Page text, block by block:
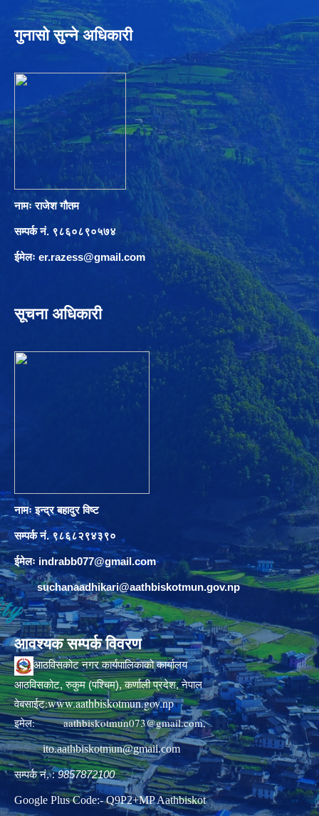
गुनासो सुन्ने अधिकारी
नामः राजेश गौतम
सम्पर्क नं. ९८६०८९०५७४
ईमेलः er.razess@gmail.com
सूचना अधिकारी
नामः इन्द्र बहादुर विष्ट
सम्पर्क नं. ९८६८२९४३९०
ईमेलः indrabb077@gmail.com
suchanaadhikari@aathbiskotmun.gov.np
आवश्यक सम्पर्क विवरण
आठविसकोट नगर कार्यपालिकाको कार्यालय
आठविसकोट, रुकुम (पश्चिम), कर्णाली प्रदेश, नेपाल
वेबसाईट:www.aathbiskotmun.gov.np
इमेल:aathbiskotmun073@gmail.com,
ito.aathbiskotmun@gmail.com
सम्पर्क नं. :9857872100
Google Plus Code:- Q9P2+MP Aathbiskot